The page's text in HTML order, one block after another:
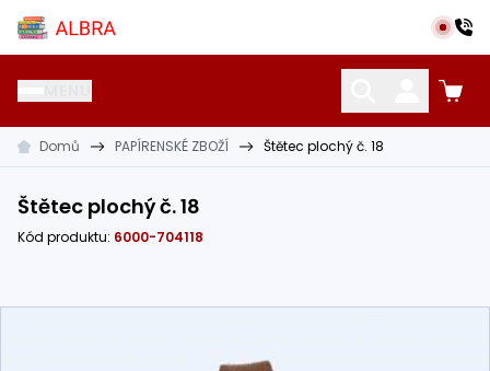
Přeskočit na hlavní obsah
Albra s.r.o.
OSTATNÍ POMŮCKY
Domů PAPÍRENSKÉ ZBOŽÍ Štětec plochý č. 18
Štětec plochý č. 18
Kód produktu: 6000-704118